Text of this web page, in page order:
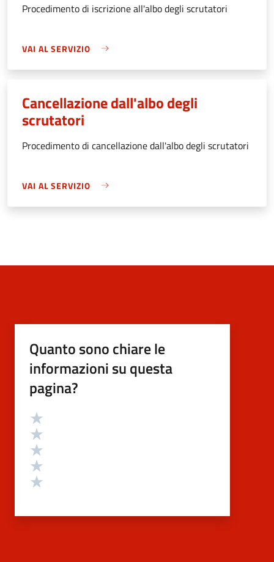
Procedimento di iscrizione all'albo degli scrutatori
VAI AL SERVIZIO
Cancellazione dall'albo degli
scrutatori
Procedimento di cancellazione dall'albo degli scrutatori
VAI AL SERVIZIO
Quanto sono chiare le
informazioni su questa
pagina?
Valutazione